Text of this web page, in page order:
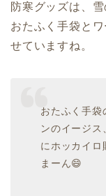
防寒グッズは、雪
おたふく手袋と
せていますね。
おたふく手袋
ンのイージス
にホッカイロ
まーん😄